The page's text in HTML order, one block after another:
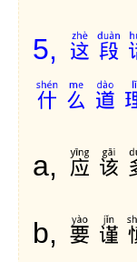
5, 这段
什么道
a, 应该
b, 要谨